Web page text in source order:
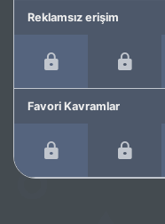
Reklamsız erişim
Favori Kavramlar